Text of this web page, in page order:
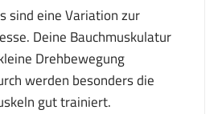
sind eine Variation zur
Deine Bauchmuskulatur
Drehbewegung
werden besonders die
gut trainiert.